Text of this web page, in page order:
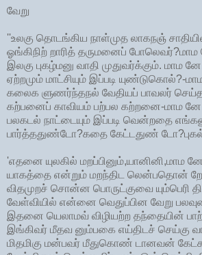
வேறு
''உலகு தொடங்கிய நாள்முத லாகநஞ்
ஓங்கிநிற் றாரித் தருமனைப் போலெவர்?மாம
இலகு புகழ்மனு வாதி முதுவர்க்கும். மாம
ஏற்றமும் மாட்சியும் இப்படி யுண்டுகொல்?-
கலைக ளுணர்ந்தநல் வேதியப் பாவலர்
கற்பனைப் காவியம் பற்பல கற்றனை-மாம
பலகடல் நாட்டையும் இப்படி வென்றதை
பார்த்ததுண்டோ?கதை கேட்டதுண்
'எதனை யுலகில் மறப்பினும்,யானினி,மாம
யாகத்தை என்றும் மறந்திட லென்பதொன்
விதமுறச் சொன்ன பொருட்குவை யும்பெரி
வேள்வியில் என்னை வெதுப்பின வேறு
இதனை யெலாமவ் விழியற்ற தந்தையின்
இங்கிவர் மீதவ னும்பகை எய்திடச் செய்கு
மிதமிகு மன்பவர் மீதுகொண் டானவன்